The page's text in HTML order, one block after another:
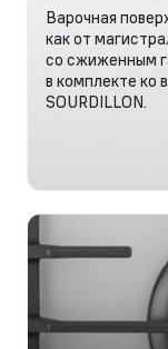
Варочная
как от
со сжиженным
в комплекте ко
SOURDILLON.